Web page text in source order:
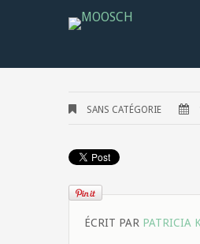
SANS CATÉGORIE
ÉCRIT PAR PATRICIA